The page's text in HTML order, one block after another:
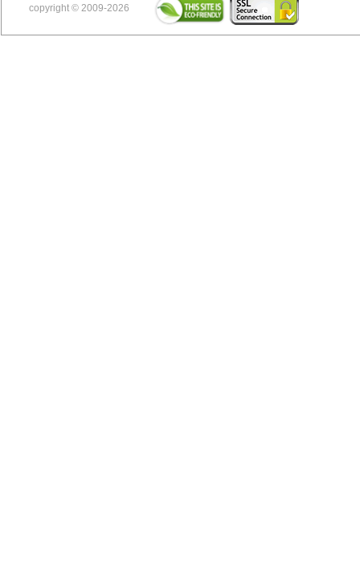
copyright © 2009-2026